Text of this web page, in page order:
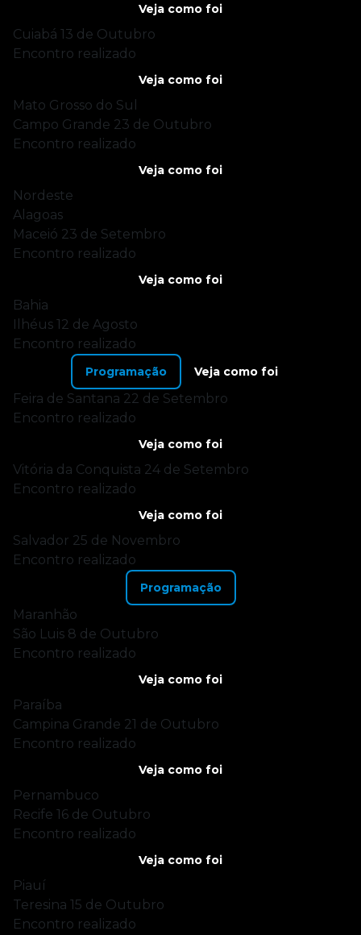
Veja como foi
Cuiabá 13 de Outubro
Encontro realizado
Veja como foi
Mato Grosso do Sul
Campo Grande 23 de Outubro
Encontro realizado
Veja como foi
Nordeste
Alagoas
Maceió 23 de Setembro
Encontro realizado
Veja como foi
Bahia
Ilhéus 12 de Agosto
Encontro realizado
Programação Veja como foi
Feira de Santana 22 de Setembro
Encontro realizado
Veja como foi
Vitória da Conquista 24 de Setembro
Encontro realizado
Veja como foi
Salvador 25 de Novembro
Encontro realizado
Programação
Maranhão
São Luis 8 de Outubro
Encontro realizado
Veja como foi
Paraíba
Campina Grande 21 de Outubro
Encontro realizado
Veja como foi
Pernambuco
Recife 16 de Outubro
Encontro realizado
Veja como foi
Piauí
Teresina 15 de Outubro
Encontro realizado